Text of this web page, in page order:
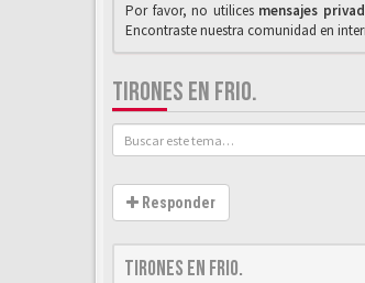
Por favor, no utilices mensajes
Encontraste nuestra comunidad en
TIRONES EN FRIO.
Responder
Tirones en frio.